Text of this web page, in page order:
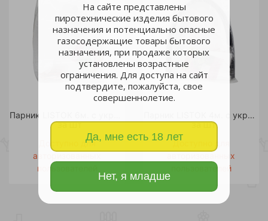
На сайте представлены
пиротехнические изделия бытового
назначения и потенциально опасные
газосодержащие товары бытового
назначения, при продаже которых
установлены возрастные
ограничения. Для доступа на сайт
подтвердите, пожалуйста, свое
совершеннолетие.
Да, мне есть 18 лет
Нет, я младше
за шт
Доступно для
авторизованных
пользователей
Парник LISTOK 4м. с укрывным материалом /5
за шт
Доступно для
авторизованных
пользователей